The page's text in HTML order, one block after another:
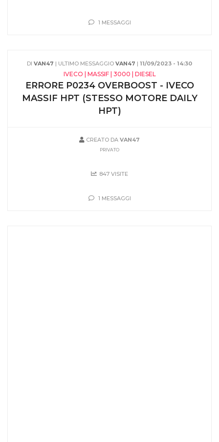
1 MESSAGGI
DI VAN47 | ULTIMO MESSAGGIO VAN47 | 11/09/2023 - 14:30
IVECO | MASSIF | 3000 | DIESEL
ERRORE P0234 OVERBOOST - IVECO
MASSIF HPT (STESSO MOTORE DAILY
HPT)
CREATO DA VAN47
PRIVATO
847 VISITE
1 MESSAGGI